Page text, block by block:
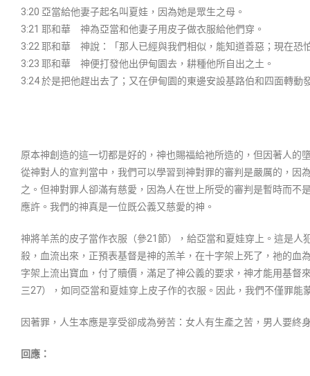
3:20 亞當給他妻子起名叫夏娃，因為她是眾生之母。
3:21 耶和華 神為亞當和他妻子用皮子做衣服給他們穿。
3:22 耶和華 神說：「那人已經與我們相似，能知道善惡；現在恐
3:23 耶和華 神便打發他出伊甸園去，耕種他所自出之土。
3:24 於是把他趕出去了；又在伊甸園的東邊安設基路伯和四面轉動
原本神創造的這一切都是好的，神也賜福給祂所造的，但因著人
從神對人的宣判當中，我們可以學習到神對罪的審判是嚴厲的，
之。但神對罪人卻滿有慈愛，因為人在世上所受的審判是暫時而
應許。我們的神真是一位既公義又慈愛的神。
神將羊羔的皮子當作衣服（參21節），給亞當和夏娃穿上。這是
殺，血流出來，正預表基督是神的羔羊，在十字架上死了，祂的
字架上流出寶血，付了贖價，滿足了神公義的要求，神才能用基
三27），如同亞當和夏娃穿上皮子作的衣服。因此，我們不僅罪能
因著罪，人生本應是享受卻成為勞苦：女人有生產之苦，男人要
回應：